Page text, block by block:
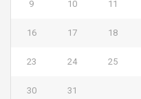
9 10 11
16 17 18
23 24 25
30 31